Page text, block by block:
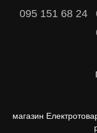
095 151 68 24
магазин